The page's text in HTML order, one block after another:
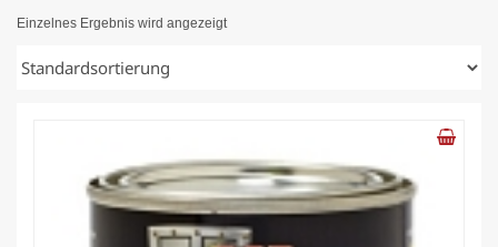
Einzelnes Ergebnis wird angezeigt